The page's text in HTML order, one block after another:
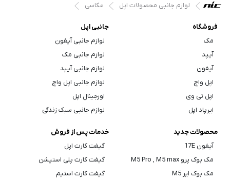
لوازم جانبی محصولات اپل عکاسی
فروشگاه
مک
آیپد
آیفون
اپل واچ
اپل تی وی
ایرپاد اپل
جانبی اپل
لوازم جانبی آیفون
لوازم جانبی مک
لوازم جانبی آیپد
لوازم جانبی اپل واچ
اورجینال اپل
لوازم جانبی سبک زندگی
محصولات جدید
آیفون 17E
مک بوک پرو M5 Pro , M5 max
مک بوک ایر M5
خدمات پس از فروش
گیفت کارت اپل
گیفت کارت پلی استیشن
گیفت کارت استیم